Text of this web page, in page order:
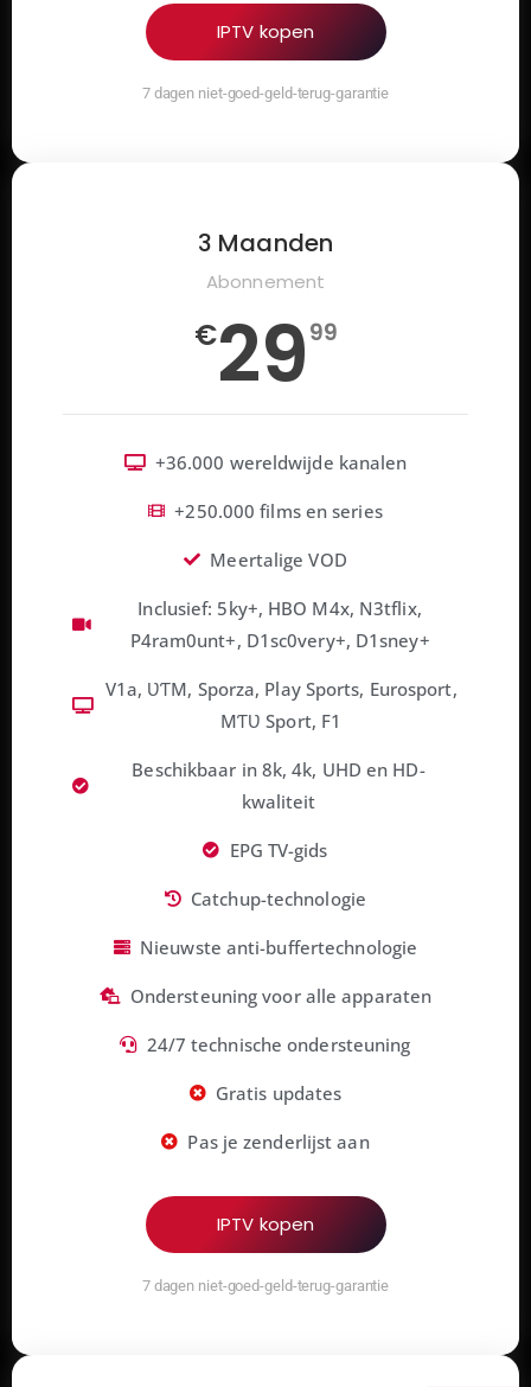
IPTV kopen
7 dagen niet-goed-geld-terug-garantie
3 Maanden
Abonnement
€2999
+36.000 wereldwijde kanalen
+250.000 films en series
Meertalige VOD
Inclusief: 5ky+, HBO M4x, N3tflix,
P4ram0unt+, D1sc0very+, D1sney+
V1a, ƲƬM, Sporza, Play Sports, Eurosport,
MƬƲ Sport, F1
Beschikbaar in 8k, 4k, UHD en HD-
kwaliteit
EPG TV-gids
Catchup-technologie
Nieuwste anti-buffertechnologie
Ondersteuning voor alle apparaten
24/7 technische ondersteuning
Gratis updates
Pas je zenderlijst aan
IPTV kopen
7 dagen niet-goed-geld-terug-garantie